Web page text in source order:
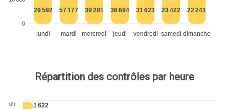
0
29 592 57 177 39 281 36 694 31 623 23 422 22 241
lundi mardi mercredi jeudi vendredi samedi dimanche
Répartition des contrôles par heure
1 622
0h